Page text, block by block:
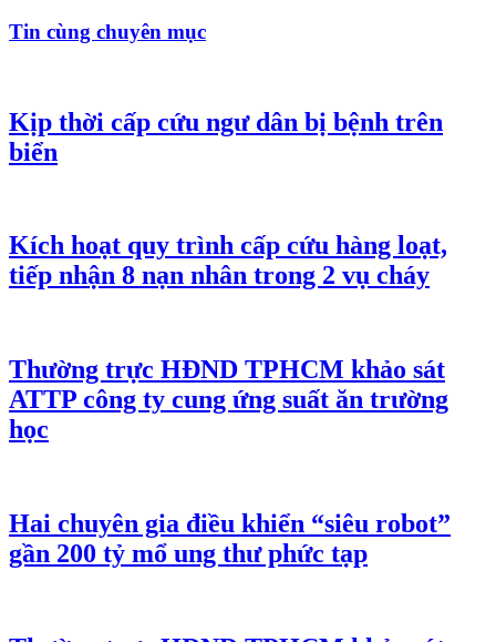
Tin cùng chuyên mục
Kịp thời cấp cứu ngư dân bị bệnh trên
biển
Kích hoạt quy trình cấp cứu hàng loạt,
tiếp nhận 8 nạn nhân trong 2 vụ cháy
Thường trực HĐND TPHCM khảo sát
ATTP công ty cung ứng suất ăn trường
học
Hai chuyên gia điều khiển “siêu robot”
gần 200 tỷ mổ ung thư phức tạp